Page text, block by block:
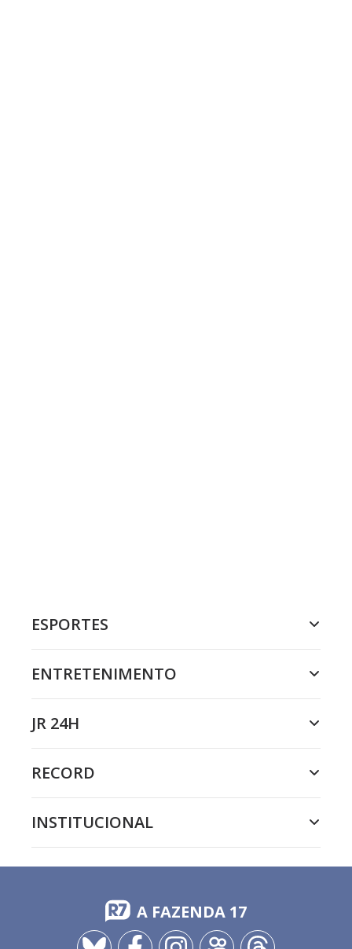
ESPORTES
ENTRETENIMENTO
JR 24H
RECORD
INSTITUCIONAL
A FAZENDA 17